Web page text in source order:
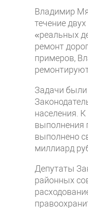
Владимир
течение
«реальных
ремонт
примеров,
Задачи
населения.
выполнения
выполнено
миллиард
Депутаты
районных